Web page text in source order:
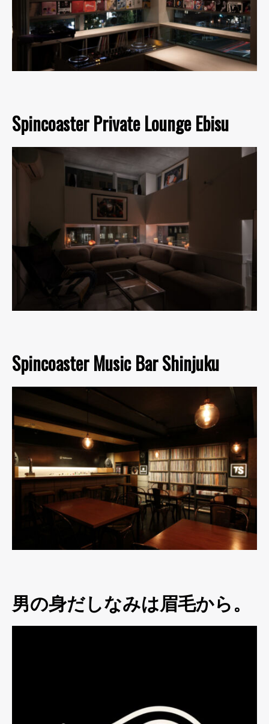
Spincoaster Private Lounge Ebisu
Spincoaster Music Bar Shinjuku
男の身だしなみは眉毛から。